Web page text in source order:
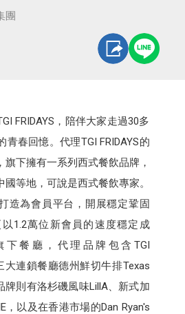
團
FRIDAYS，陪伴大家走過30多
青春回憶。代理TGI FRIDAYS的
旗下擁有一系列西式餐飲品牌，
等地，可說是西式餐飲專家。
造為會員平台，開展穩定鞏固
1.2萬位新會員的速度穩定成
餐廳，代理品牌包含TGI
大連鎖餐廳德州鮮切牛排Texas
牌則有洛杉磯風味LillA、新式加
，以及在香港市場的Dan Ryan's